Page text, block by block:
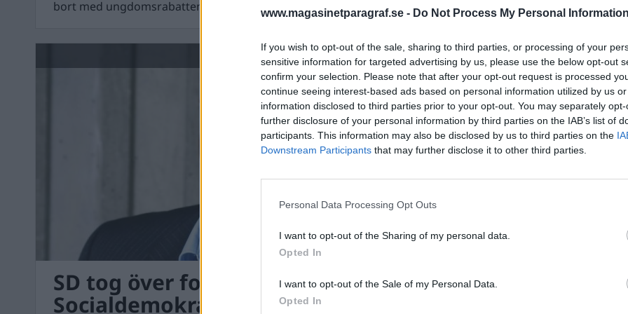
www.magasinetparagraf.se - Do Not Process My Personal Information
If you wish to opt-out of the sale, sharing to third parties, or processing of your
sensitive information for targeted advertising by us, please use the below opt-out
confirm your selection. Please note that after your opt-out request is processed
continue seeing interest-based ads based on personal information utilized by us
information disclosed to third parties prior to your opt-out. You may separately
further disclosure of your personal information by third parties on the IAB’s list of
participants. This information may also be disclosed by us to third parties on the
Downstream Participants that may further disclose it to other third parties.
Personal Data Processing Opt Outs
I want to opt-out of the Sharing of my personal data.
Opted In
I want to opt-out of the Sale of my Personal Data.
Opted In
bort med ungdomsrabatten.
DEBATT
SD tog över folkhemsidén – var gick
Socialdemokratin vilse…
STÖD OSS
Stöd Para§raf –
högertrollen
PRENUMERERA PÅ
Börje R